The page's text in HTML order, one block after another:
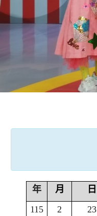
年 月 日
115
2 23